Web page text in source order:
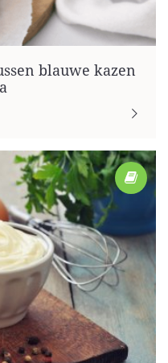
blauwe kazen